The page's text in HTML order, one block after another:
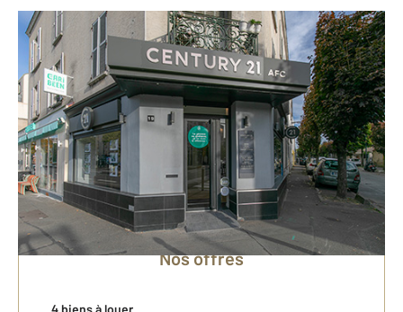
Nos spécialités
Vente
Gestion Locative
Location
Nos offres
4 biens à louer